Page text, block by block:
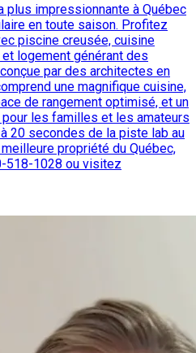
plus impressionnante à Québec
en toute saison. Profitez
piscine creusée, cuisine
logement générant des
par des architectes en
une magnifique cuisine,
de rangement optimisé, et un
les familles et les amateurs
20 secondes de la piste lab au
propriété du Québec,
518-1028 ou visitez